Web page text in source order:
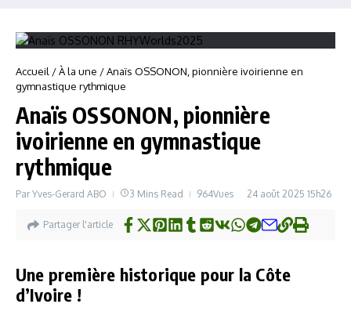
Accueil /À la une /Anaïs OSSONON, pionnière ivoirienne en
gymnastique rythmique
Anaïs OSSONON, pionnière
ivoirienne en gymnastique
rythmique
ParYves-Gerard ABO 3 Mins Read 964Vues 24 août 2025 15h26
Partager l'article
Une première historique pour la Côte
d’Ivoire !